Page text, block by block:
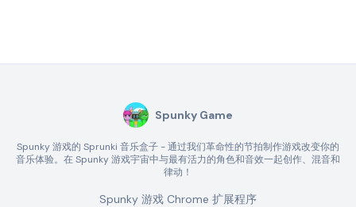
Spunky Game
Spunky 游戏的 Sprunki 音乐盒子 - 通过我们革命性的节拍制作游戏改变你的
音乐体验。在 Spunky 游戏宇宙中与最有活力的角色和音效一起创作、混音和
律动！
Spunky 游戏 Chrome 扩展程序